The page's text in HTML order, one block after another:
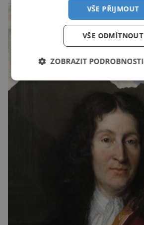
VŠE PŘIJMOUT
VŠE ODMÍTNOUT
ZOBRAZIT PODROBNOSTI